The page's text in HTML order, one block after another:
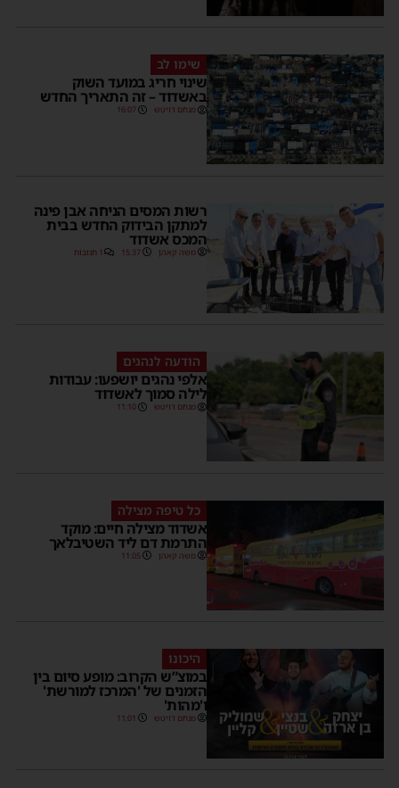
שימו לב
שינוי חריג במועד השוק
באשדוד – זה התאריך החדש
מנחם דויטש 16:07
רשות המסים הניחה אבן פינה
למתקן הבידוק החדש בבית
המכס אשדוד
משה קאהן 15:37 1 תגובות
הודעה לנהגים
אלפי נהגים יושפעו: עבודות
לילה סמוך לאשדוד
מנחם דויטש 11:10
כל טיפה מצילה
אשדוד מצילה חיים: מוקד
התרמת דם ליד השטיבלאך
משה קאהן 11:05
היכונו
במוצ”ש הקרוב: מופע סיום בין
הזמנים של 'המרכז למורשת'
ו'מהות'
מנחם דויטש 11:01